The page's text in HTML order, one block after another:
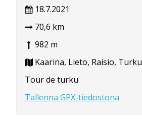
18.7.2021
70,6 km
982 m
Kaarina, Lieto, Raisio, Turku
Tour de turku
Tallenna GPX-tiedostona